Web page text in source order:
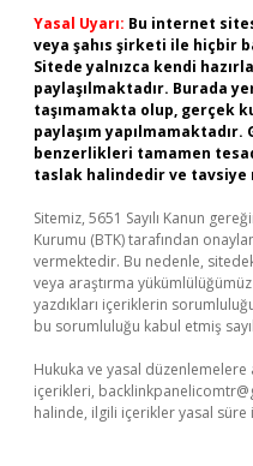
Yasal Uyarı: Bu internet
veya şahıs şirketi ile hiçbir
Sitede yalnızca kendi
paylaşılmaktadır. Burada
taşımamakta olup, gerçek
paylaşım
benzerlikleri tamamen
taslak halindedir ve tavsiye
Sitemiz, 5651 Sayılı Kanun
Kurumu (BTK) tarafından
vermektedir. Bu nedenle,
veya araştırma
yazdıkları içeriklerin
bu sorumluluğu kabul etmiş
Hukuka ve yasal düzenlemelere
içerikleri,
halinde, ilgili içerikler yasal süre